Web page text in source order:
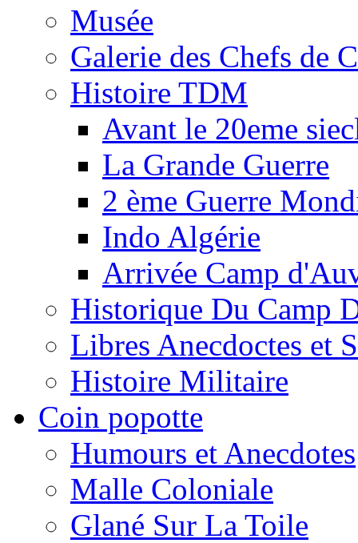
Musée
Galerie des Chefs de
Histoire TDM
Avant le 20eme
La Grande Guerre
2 ème Guerre
Indo Algérie
Arrivée Camp
Historique Du Camp
Libres Anecdoctes et
Histoire Militaire
Coin popotte
Humours et Anecdotes
Malle Coloniale
Glané Sur La Toile